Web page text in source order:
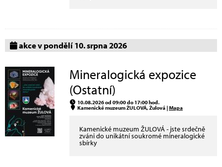
akce v pondělí 10. srpna 2026
Mineralogická expozice
(Ostatní)
10.08.2026 od 09:00 do 17:00 hod.
Kamenické muzeum ŽULOVÁ, Žulová |Mapa
Kamenické muzeum ŽULOVÁ - jste srdečně
zváni do unikátní soukromé mineralogické
sbírky